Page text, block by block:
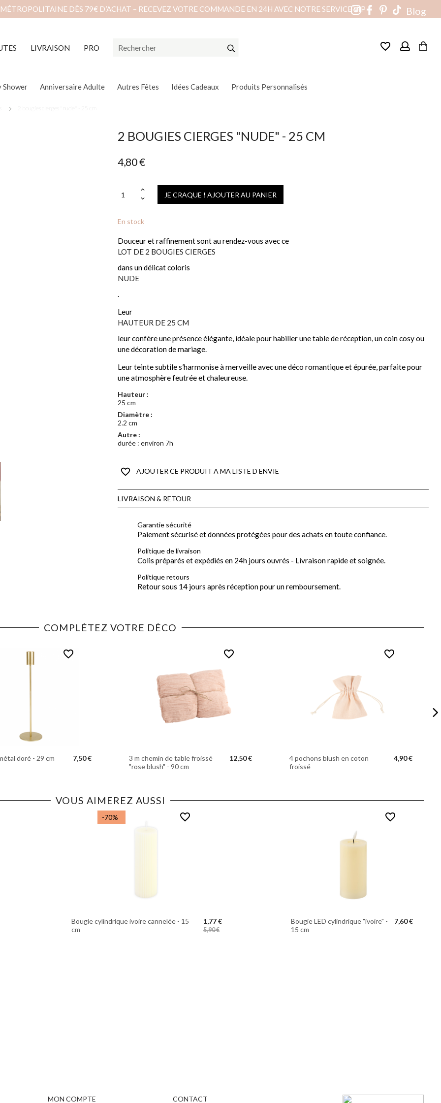
Blog
DÈS 79€ D’ACHAT – RECEVEZ VOTRE COMMANDE EN 24H AVEC NOTRE SERVICE VIP
LIVRAISON PRO favorite_border
Shower Anniversaire Adulte Autres Fêtes Idées Cadeaux Produits Personnalisés
2 bougies cierges "nude" - 25 cm
2 BOUGIES CIERGES "NUDE" - 25 CM
4,80 €
JE CRAQUE ! AJOUTER AU PANIER
En stock
Douceur et raffinement sont au rendez-vous avec ce
LOT DE 2 BOUGIES CIERGES
dans un délicat coloris
NUDE
.
Leur
HAUTEUR DE 25 CM
leur confère une présence élégante, idéale pour habiller une table de réception, un coin cosy ou
une décoration de mariage.
Leur teinte subtile s’harmonise à merveille avec une déco romantique et épurée, parfaite pour
une atmosphère feutrée et chaleureuse.
Hauteur :
25 cm
Diamètre :
2.2 cm
Autre :
durée : environ 7h
favorite_border AJOUTER CE PRODUIT A MA LISTE D ENVIE
LIVRAISON & RETOUR
Garantie sécurité
Paiement sécurisé et données protégées pour des achats en toute confiance.
Politique de livraison
Colis préparés et expédiés en 24h jours ouvrés - Livraison rapide et soignée.
Politique retours
Retour sous 14 jours après réception pour un remboursement.
COMPLÉTEZ VOTRE DÉCO
favorite_border
doré - 29 cm 7,50 €
favorite_border
3 m chemin de table froissé
"rose blush" - 90 cm
12,50 €
favorite_border
4 pochons blush en coton
froissé
4,90 €
VOUS AIMEREZ AUSSI
-70% favorite_border
Bougie cylindrique ivoire cannelée - 15
cm
1,77 €
5,90 €
favorite_border
Bougie LED cylindrique "ivoire" -
15 cm
7,60 €
MON COMPTE CONTACT